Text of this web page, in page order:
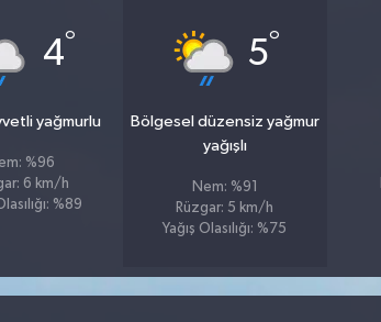
4°
yağmurlu
%96
6 km/h
%89
5°
Bölgesel düzensiz yağmur
yağışlı
Nem: %91
Rüzgar: 5 km/h
Yağış Olasılığı: %75